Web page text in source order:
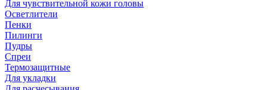
Для чувствительной кожи головы
Осветлители
Пенки
Пилинги
Пудры
Спреи
Термозащитные
Для укладки